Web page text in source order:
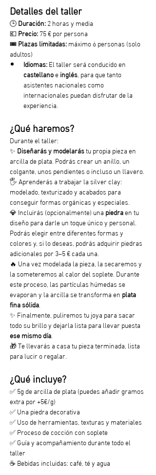
Detalles del taller
🕒 Duración: 2 horas y media
💶 Precio: 75 € por persona
🎟️ Plazas limitadas: máximo 6 personas (solo
adultos)
Idiomas: El taller será conducido en
castellano e inglés, para que tanto
asistentes nacionales como
internacionales puedan disfrutar de la
experiencia.
¿Qué haremos?
Durante el taller:
✨ Diseñarás y modelarás tu propia pieza en
arcilla de plata. Podrás crear un anillo, un
colgante, unos pendientes o incluso un llavero.
🖐️ Aprenderás a trabajar la silver clay:
modelado, texturizado y acabados para
conseguir formas orgánicas y especiales.
💎 Incluirás (opcionalmente) una piedra en tu
diseño para darle un toque único y personal.
Podrás elegir entre diferentes formas y
colores y, si lo deseas, podrás adquirir piedras
adicionales por 3–5 € cada una.
🔥 Una vez modelada la pieza, la secaremos y
la someteremos al calor del soplete. Durante
este proceso, las partículas húmedas se
evaporan y la arcilla se transforma en plata
fina sólida.
✨ Finalmente, puliremos tu joya para sacar
todo su brillo y dejarla lista para llevar puesta
ese mismo día.
🎁 Te llevarás a casa tu pieza terminada, lista
para lucir o regalar.
¿Qué incluye?
✅ 5g de arcilla de plata (puedes añadir gramos
extra por +5€/g)
✅ Una piedra decorativa
✅ Uso de herramientas, texturas y materiales
✅ Proceso de cocción con soplete
✅ Guía y acompañamiento durante todo el
taller
☕ Bebidas incluidas: café, té y agua